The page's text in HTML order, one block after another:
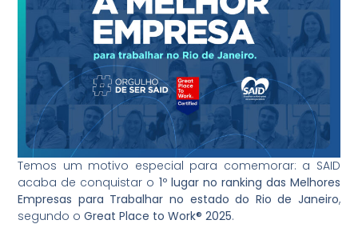
Temos um motivo especial para comemorar: a SAID
acaba de conquistar o 1º lugar no ranking das Melhores
Empresas para Trabalhar no estado do Rio de Janeiro,
segundo oGreat Place to Work® 2025.